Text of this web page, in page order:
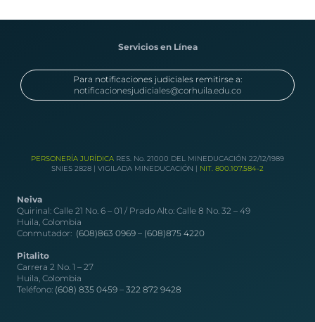
Servicios en Línea
Para notificaciones judiciales remitirse a:
notificacionesjudiciales@corhuila.edu.co
PERSONERÍA JURÍDICA RES. No. 21000 DEL MINEDUCACIÓN 22/12/1989
SNIES 2828 | VIGILADA MINEDUCACIÓN | NIT. 800.107.584-2
Neiva
Quirinal: Calle 21 No. 6 – 01 / Prado Alto: Calle 8 No. 32 – 49
Huila, Colombia
Conmutador: (608)863 0969 – (608)875 4220
Pitalito
Carrera 2 No. 1 – 27
Huila, Colombia
Teléfono: (608) 835 0459 – 322 872 9428